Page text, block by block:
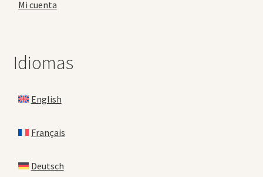
Mi cuenta
Idiomas
English
Français
Deutsch